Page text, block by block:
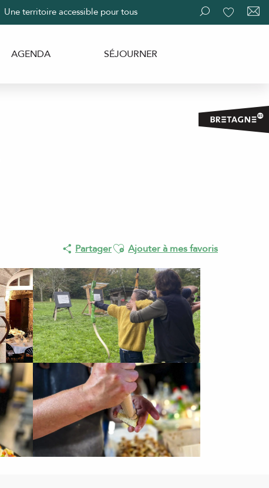
Recherche
Une territoire accessible pour tous
AGENDA SÉJOURNER
PartagerAjouter aux favoris
Ajouter à mes favoris